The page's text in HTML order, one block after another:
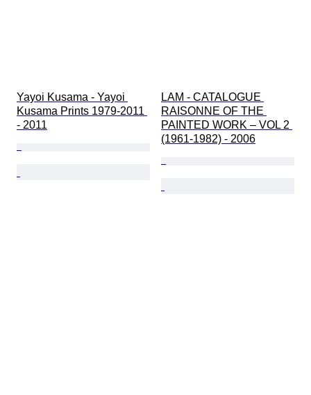
Yayoi Kusama - Yayoi
Kusama Prints 1979‐2011
- 2011
LAM - CATALOGUE
RAISONNE OF THE
PAINTED WORK – VOL 2
(1961-1982) - 2006